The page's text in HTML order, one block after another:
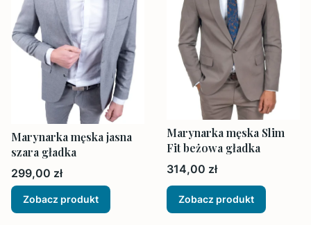
Marynarka męska jasna
szara gładka
Cena
299,00 zł
Zobacz produkt
Marynarka męska Slim
Fit beżowa gładka
Cena
314,00 zł
Zobacz produkt